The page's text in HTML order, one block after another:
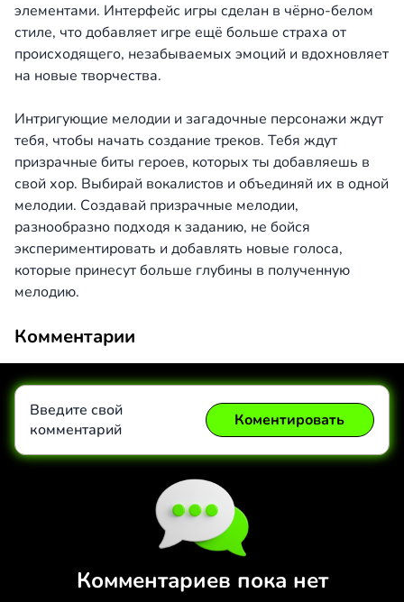
элементами. Интерфейс игры сделан в чёрно-белом
стиле, что добавляет игре ещё больше страха от
происходящего, незабываемых эмоций и вдохновляет
на новые творчества.
Интригующие мелодии и загадочные персонажи ждут
тебя, чтобы начать создание треков. Тебя ждут
призрачные биты героев, которых ты добавляешь в
свой хор. Выбирай вокалистов и объединяй их в одной
мелодии. Создавай призрачные мелодии,
разнообразно подходя к заданию, не бойся
экспериментировать и добавлять новые голоса,
которые принесут больше глубины в полученную
мелодию.
Комментарии
Комментариев пока нет
Введите свой
комментарий
Коментировать
Коментировать